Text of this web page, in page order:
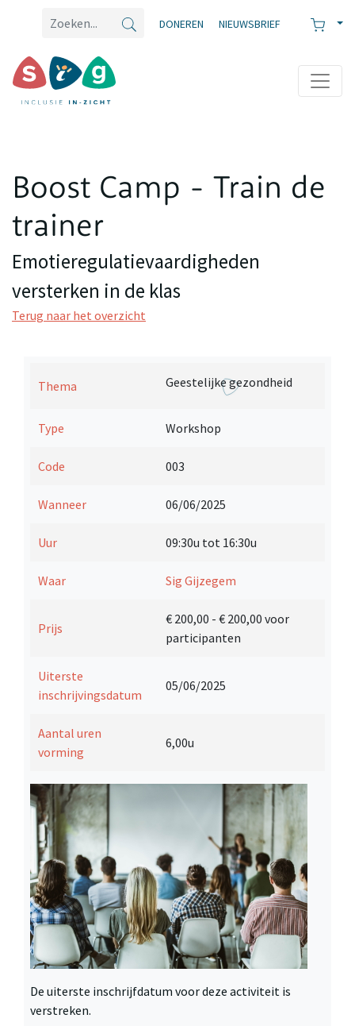
DONEREN NIEUWSBRIEF
Boost Camp - Train de
trainer
Emotieregulatievaardigheden
versterken in de klas
Terug naar het overzicht
Thema Geestelijke gezondheid
Type Workshop
Code 003
Wanneer 06/06/2025
Uur 09:30u tot 16:30u
Waar Sig Gijzegem
Prijs
€ 200,00 - € 200,00 voor
participanten
Uiterste
inschrijvingsdatum
05/06/2025
Aantal uren
vorming
6,00u
De uiterste inschrijfdatum voor deze activiteit is
verstreken.